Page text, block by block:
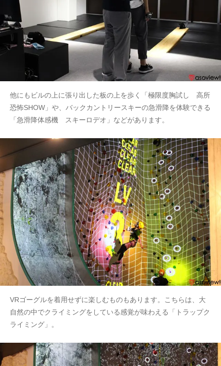
他にもビルの上に張り出した板の上を歩く「極限度胸試し 高所
恐怖SHOW」や、バックカントリースキーの急滑降を体験できる
「急滑降体感機 スキーロデオ」などがあります。
VRゴーグルを着用せずに楽しむものもあります。こちらは、大
自然の中でクライミングをしている感覚が味わえる「トラップク
ライミング」。